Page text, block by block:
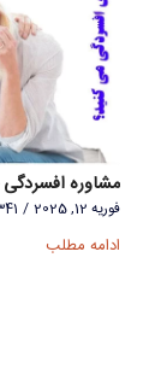
مشاوره
فوریه 12, 2025 /
3341
ادامه مطلب